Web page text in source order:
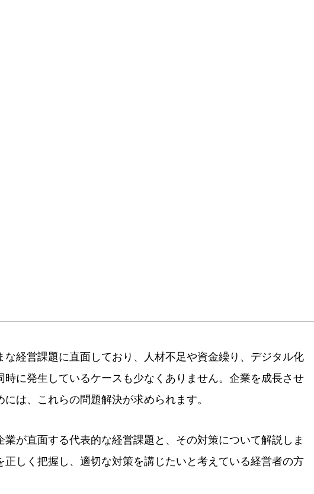
な経営課題に直面しており、人材不足や資金繰り、デジタル化
時に発生しているケースも少なくありません。企業を成長させ
は、これらの問題解決が求められます。
業が直面する代表的な経営課題と、その対策について解説しま
正しく把握し、適切な対策を講じたいと考えている経営者の方